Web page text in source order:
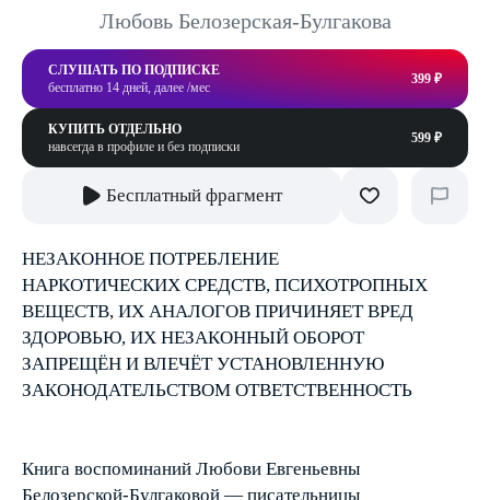
Любовь Белозерская-Булгакова
СЛУШАТЬ ПО ПОДПИСКЕ
бесплатно 14 дней, далее /мес
399 ₽
КУПИТЬ ОТДЕЛЬНО
навсегда в профиле и без подписки
599 ₽
Бесплатный фрагмент
НЕЗАКОННОЕ ПОТРЕБЛЕНИЕ
НАРКОТИЧЕСКИХ СРЕДСТВ, ПСИХОТРОПНЫХ
ВЕЩЕСТВ, ИХ АНАЛОГОВ ПРИЧИНЯЕТ ВРЕД
ЗДОРОВЬЮ, ИХ НЕЗАКОННЫЙ ОБОРОТ
ЗАПРЕЩЁН И ВЛЕЧЁТ УСТАНОВЛЕННУЮ
ЗАКОНОДАТЕЛЬСТВОМ ОТВЕТСТВЕННОСТЬ
Книга воспоминаний Любови Евгеньевны
Белозерской-Булгаковой — писательницы